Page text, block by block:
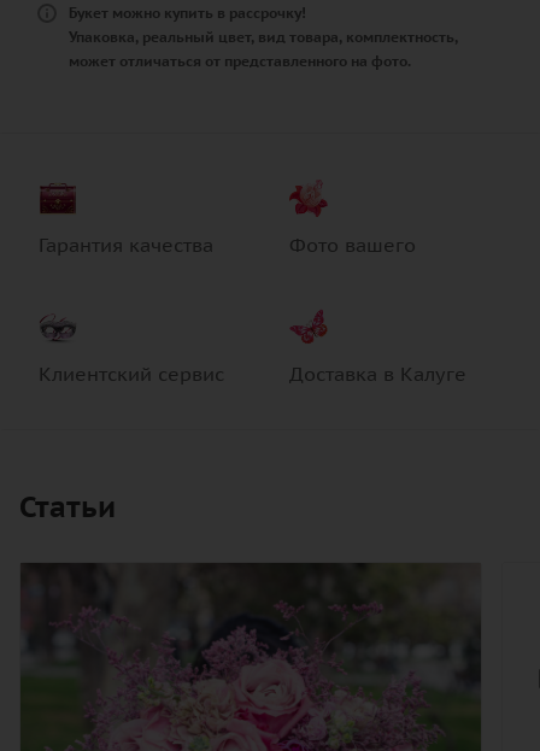
Букет можно купить в рассрочку!
Упаковка, реальный цвет, вид товара, комплектность,
может отличаться от представленного на фото.
Гарантия качества Фото вашего
Клиентский сервис Доставка в Калуге
Статьи